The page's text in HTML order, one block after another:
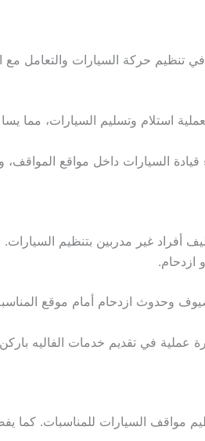
تنظيم حركة السيارات والتعامل
استلام وتسليم السيارات، مما
قيادة السيارات داخل مواقع المواقف،
غير مدربين بتنظيم
ازدحام.
وحدوث ازدحام أمام موقع
عملية في تقديم خدمات الفاليه
مواقف السيارات للمناسبات. كما